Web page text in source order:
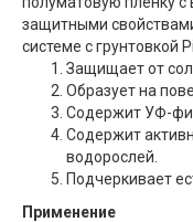
защитными
системе с грунтовкой
Защищает от
Образует на
Содержит УФ-
Содержит
водорослей.
Подчеркивает
Применение